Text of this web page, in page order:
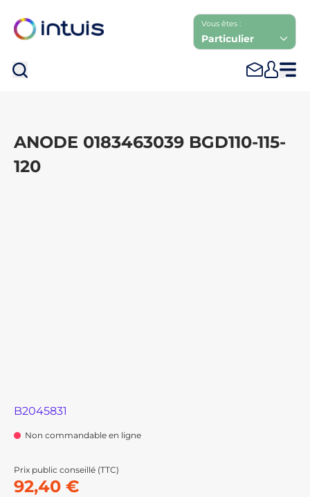
Vous êtes :
Particulier
ANODE 0183463039 BGD110-115-
120
B2045831
Non commandable en ligne
Prix public conseillé (TTC)
92,40 €